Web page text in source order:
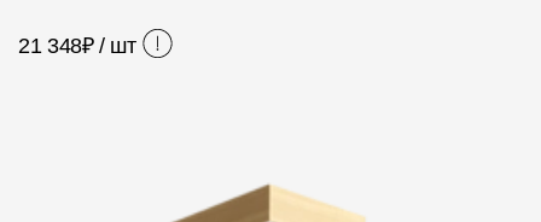
Комплектующие для фасадов
21 348₽ / шт